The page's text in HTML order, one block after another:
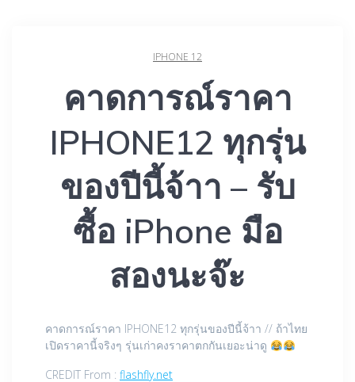
IPHONE 12
คาดการณ์ราคา
IPHONE12 ทุกรุ่น
ของปีนี้จ้าา – รับ
ซื้อ iPhone มือ
สองนะจ๊ะ
คาดการณ์ราคา IPHONE12 ทุกรุ่นของปีนี้จ้าา // ถ้าไทย
เปิดราคานี้จริงๆ รุ่นเก่าคงราคาตกกันเยอะน่าดู
CREDIT From : flashfly.net